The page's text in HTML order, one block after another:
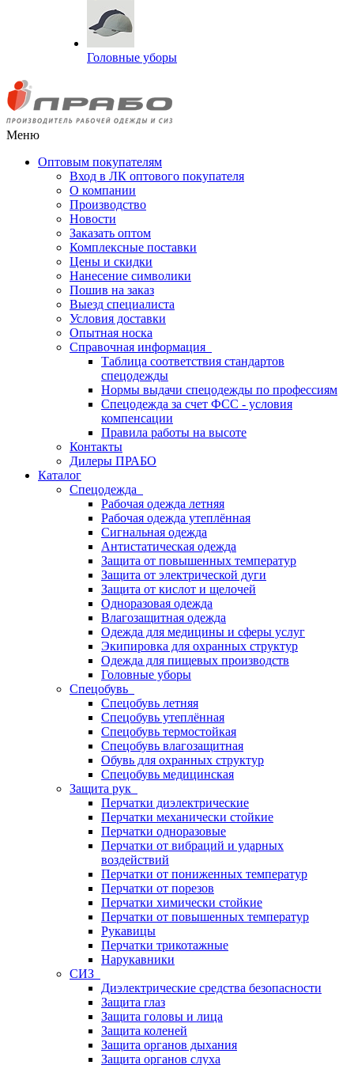
Головные уборы
Меню
Оптовым покупателям
Вход в ЛК оптового покупателя
О компании
Производство
Новости
Заказать оптом
Комплексные поставки
Цены и скидки
Нанесение символики
Пошив на заказ
Выезд специалиста
Условия доставки
Опытная носка
Справочная информация
Таблица соответствия стандартов
спецодежды
Нормы выдачи спецодежды по профессиям
Спецодежда за счет ФСС - условия
компенсации
Правила работы на высоте
Контакты
Дилеры ПРАБО
Каталог
Спецодежда
Рабочая одежда летняя
Рабочая одежда утеплённая
Сигнальная одежда
Антистатическая одежда
Защита от повышенных температур
Защита от электрической дуги
Защита от кислот и щелочей
Одноразовая одежда
Влагозащитная одежда
Одежда для медицины и сферы услуг
Экипировка для охранных структур
Одежда для пищевых производств
Головные уборы
Спецобувь
Спецобувь летняя
Спецобувь утеплённая
Спецобувь термостойкая
Спецобувь влагозащитная
Обувь для охранных структур
Спецобувь медицинская
Защита рук
Перчатки диэлектрические
Перчатки механически стойкие
Перчатки одноразовые
Перчатки от вибраций и ударных
воздействий
Перчатки от пониженных температур
Перчатки от порезов
Перчатки химически стойкие
Перчатки от повышенных температур
Рукавицы
Перчатки трикотажные
Нарукавники
СИЗ
Диэлектрические средства безопасности
Защита глаз
Защита головы и лица
Защита коленей
Защита органов дыхания
Защита органов слуха